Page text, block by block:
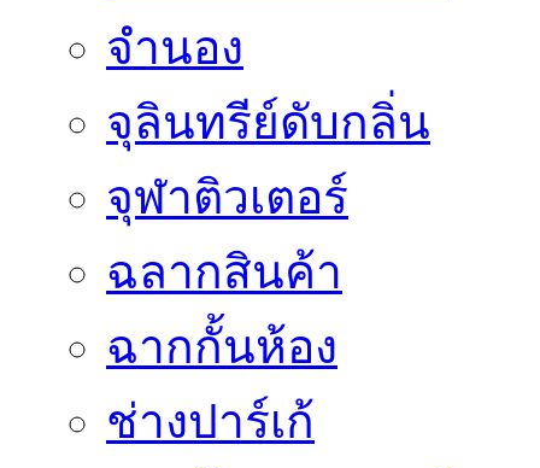
จำนอง
จุลินทรีย์ดับกลิ่น
จุฬาติวเตอร์
ฉลากสินค้า
ฉากกั้นห้อง
ช่างปาร์เก้